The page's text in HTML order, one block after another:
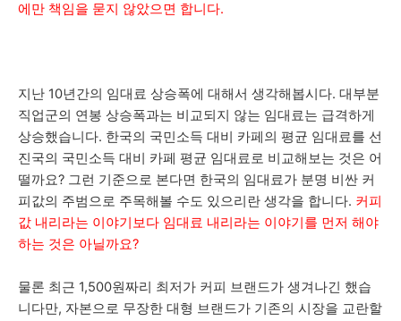
에만 책임을 묻지 않았으면 합니다.
지난 10년간의 임대료 상승폭에 대해서 생각해봅시다. 대부분
직업군의 연봉 상승폭과는 비교되지 않는 임대료는 급격하게
상승했습니다. 한국의 국민소득 대비 카페의 평균 임대료를 선
진국의 국민소득 대비 카페 평균 임대료로 비교해보는 것은 어
떨까요? 그런 기준으로 본다면 한국의 임대료가 분명 비싼 커
피값의 주범으로 주목해볼 수도 있으리란 생각을 합니다. 커피
값 내리라는 이야기보다 임대료 내리라는 이야기를 먼저 해야
하는 것은 아닐까요?
물론 최근 1,500원짜리 최저가 커피 브랜드가 생겨나긴 했습
니다만, 자본으로 무장한 대형 브랜드가 기존의 시장을 교란할